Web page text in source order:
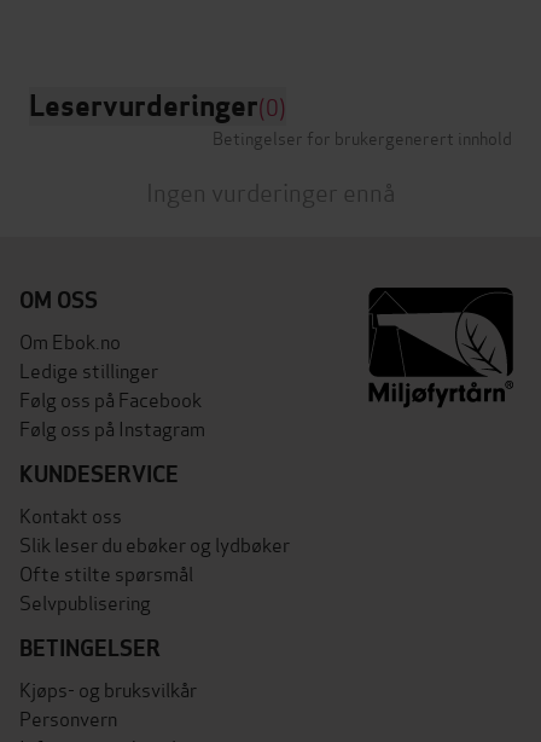
Leservurderinger(0)
Betingelser for brukergenerert innhold
Ingen vurderinger ennå
OM OSS
Om Ebok.no
Ledige stillinger
Følg oss på Facebook
Følg oss på Instagram
KUNDESERVICE
Kontakt oss
Slik leser du ebøker og lydbøker
Ofte stilte spørsmål
Selvpublisering
BETINGELSER
Kjøps- og bruksvilkår
Personvern